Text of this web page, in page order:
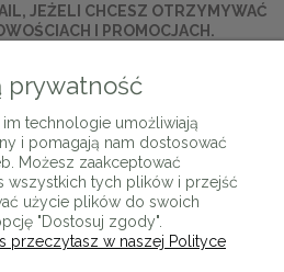
JEŻELI CHCESZ OTRZYMYWAĆ
I PROMOCJACH.
prywatność
technologie umożliwiają
i pomagają nam dostosować
Możesz zaakceptować
wszystkich tych plików i przejść
użycie plików do swoich
"Dostosuj zgody".
przeczytasz w naszej Polityce